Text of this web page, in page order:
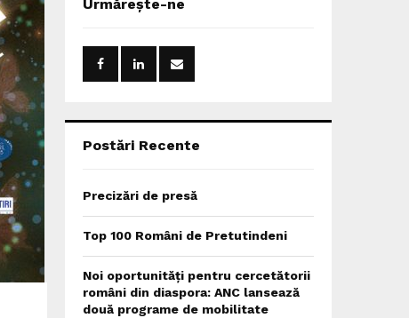
h
o
:
Urmărește-ne
Postări Recente
Precizări de presă
Top 100 Români de Pretutindeni
Noi oportunități pentru cercetătorii
români din diaspora: ANC lansează
două programe de mobilitate